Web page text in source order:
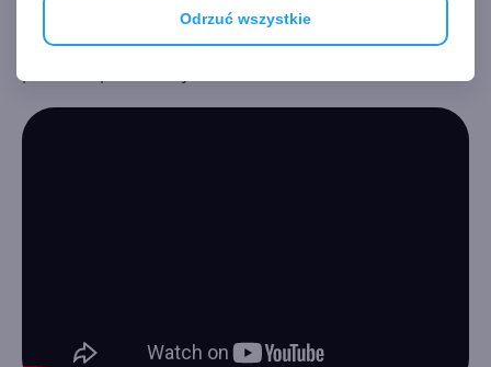
Odrzuć wszystkie
aplikacji. Czy prócz pobierania coś dzieje się
pomiędzy? Nie wiadomo. Na tym etapie kończy się też